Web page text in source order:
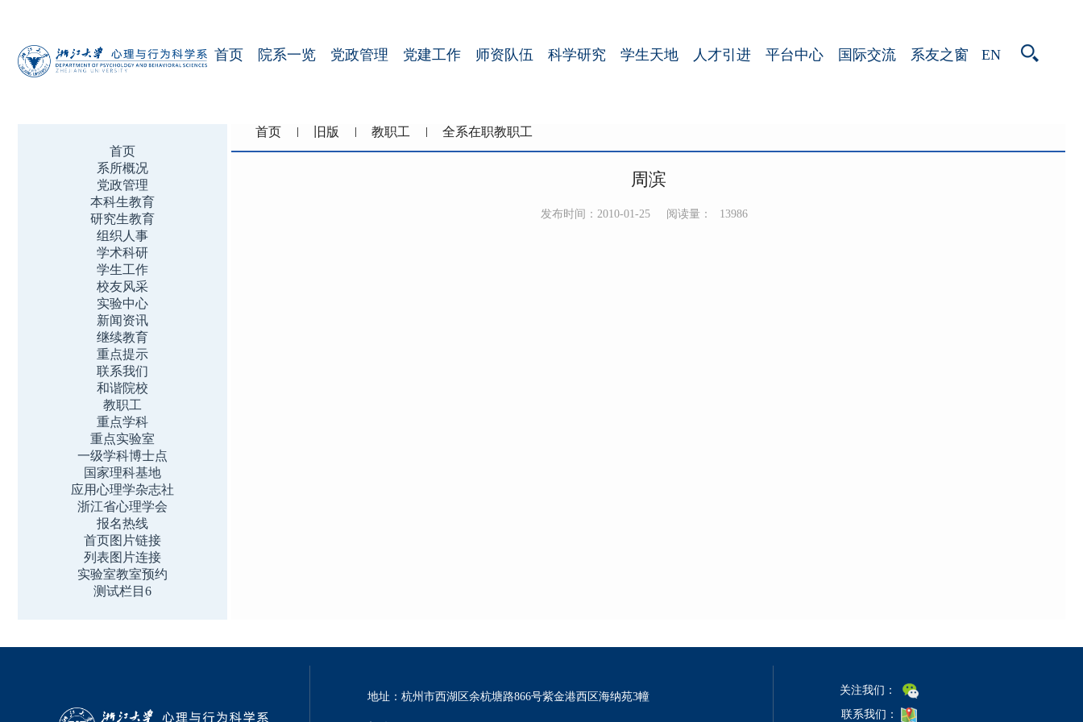
首页 院系一览 党政管理 党建工作 师资队伍 科学研究 学生天地 人才引进 平台中心 国际交流 系友之窗 EN
首页
系所概况
党政管理
本科生教育
研究生教育
组织人事
学术科研
学生工作
校友风采
实验中心
新闻资讯
继续教育
重点提示
联系我们
和谐院校
教职工
重点学科
重点实验室
一级学科博士点
国家理科基地
应用心理学杂志社
浙江省心理学会
报名热线
首页图片链接
列表图片连接
实验室教室预约
测试栏目6
首页 旧版 教职工 全系在职教职工
周滨
发布时间：2010-01-25 阅读量： 13986
地址：杭州市西湖区余杭塘路866号紫金港西区海纳苑3幢
关注我们：
联系我们：